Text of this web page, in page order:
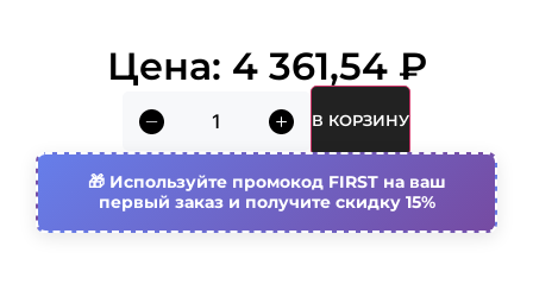
Объем (м3)
Подходит для 19-дюйм. (482,6 мм)
монтажа
Нет
Цена: 4 361,54 ₽
В КОРЗИНУ
Используйте промокод FIRST на ваш
первый заказ и получите скидку 15%